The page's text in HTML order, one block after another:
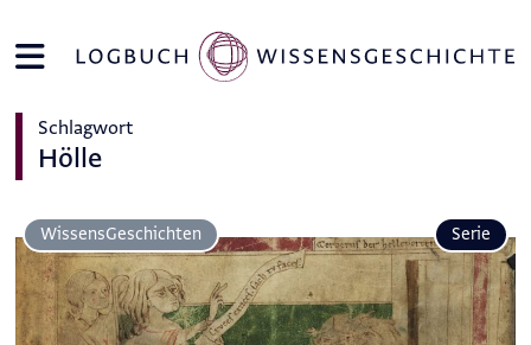
Schlagwort
Hölle
Wissens­Geschichten Serie